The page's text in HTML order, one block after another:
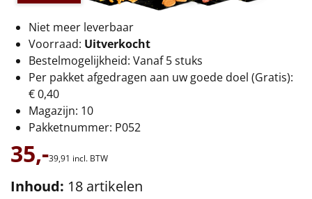
Alle kerstpakketten 2026
Thema
Origineel
Rituals
Luxe
Mannen
Niet meer leverbaar
Voorraad: Uitverkocht
Bestelmogelijkheid: Vanaf 5 stuks
Per pakket afgedragen aan uw goede doel (Gratis):
€ 0,40
Magazijn: 10
Pakketnummer: P052
35,-39,91 incl. BTW
Inhoud: 18 artikelen